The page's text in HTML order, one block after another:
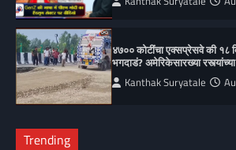
४७०० कोटींचा एक्सप्रेसवे की १८
भगदाडं? अमेरिकेसारख्या रस्त्यांच्या
Kanthak Suryatale
Trending